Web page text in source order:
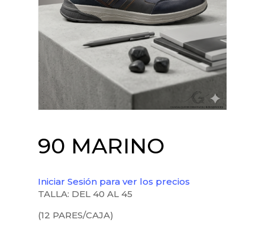
90 MARINO
Iniciar Sesión para ver los precios
TALLA: DEL 40 AL 45
(12 PARES/CAJA)